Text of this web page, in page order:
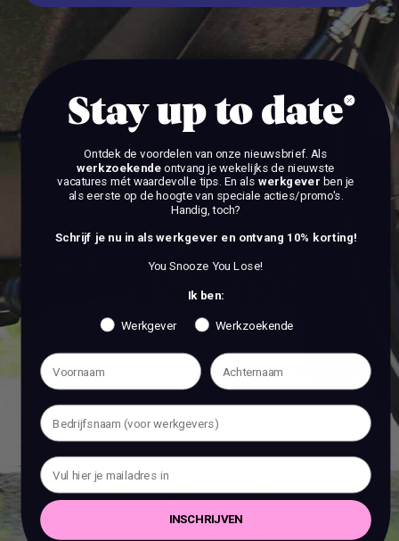
BEKIJK DE VACATURES
Stay up to date
Ontdek de voordelen van onze nieuwsbrief. Als
werkzoekendeontvang je wekelijks de nieuwste
vacatures mét waardevolle tips. En als werkgever ben je
als eerste op de hoogte van speciale acties/promo's.
Handig, toch?
Schrijf je nu in als werkgever en ontvang 10% korting!
You Snooze You Lose!
Ik ben:
Werkgever Werkzoekende
INSCHRIJVEN